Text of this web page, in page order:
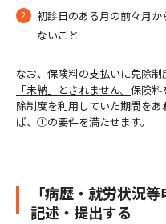
初診日のある月の前々月
ないこと
なお、保険料の支払いに免除
「未納」とされません。 保険料
除制度を利用していた期間を
ば、①の要件を満たせます。
「病歴・就労状況
記述・提出する